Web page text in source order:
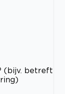
(bijv. betreft